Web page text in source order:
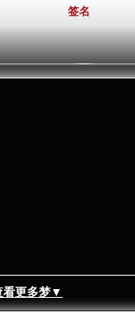
签名
看更多梦▼